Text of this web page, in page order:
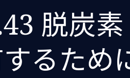
脱炭素
るため